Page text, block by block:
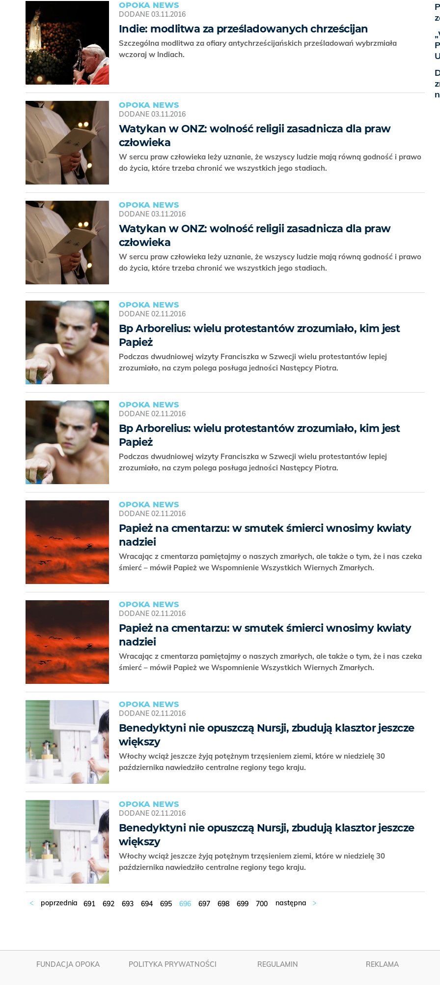
OPOKA NEWS
DODANE 03.11.2016
Indie: modlitwa za prześladowanych chrześcijan
Szczególna modlitwa za ofiary antychrześcijańskich prześladowań wybrzmiała
wczoraj w Indiach.
OPOKA NEWS
DODANE 03.11.2016
Watykan w ONZ: wolność religii zasadnicza dla praw
człowieka
W sercu praw człowieka leży uznanie, że wszyscy ludzie mają równą godność i prawo
do życia, które trzeba chronić we wszystkich jego stadiach.
OPOKA NEWS
DODANE 03.11.2016
Watykan w ONZ: wolność religii zasadnicza dla praw
człowieka
W sercu praw człowieka leży uznanie, że wszyscy ludzie mają równą godność i prawo
do życia, które trzeba chronić we wszystkich jego stadiach.
OPOKA NEWS
DODANE 02.11.2016
Bp Arborelius: wielu protestantów zrozumiało, kim jest
Papież
Podczas dwudniowej wizyty Franciszka w Szwecji wielu protestantów lepiej
zrozumiało, na czym polega posługa jedności Następcy Piotra.
OPOKA NEWS
DODANE 02.11.2016
Bp Arborelius: wielu protestantów zrozumiało, kim jest
Papież
Podczas dwudniowej wizyty Franciszka w Szwecji wielu protestantów lepiej
zrozumiało, na czym polega posługa jedności Następcy Piotra.
OPOKA NEWS
DODANE 02.11.2016
Papież na cmentarzu: w smutek śmierci wnosimy kwiaty
nadziei
Wracając z cmentarza pamiętajmy o naszych zmarłych, ale także o tym, że i nas czeka
śmierć – mówił Papież we Wspomnienie Wszystkich Wiernych Zmarłych.
OPOKA NEWS
DODANE 02.11.2016
Papież na cmentarzu: w smutek śmierci wnosimy kwiaty
nadziei
Wracając z cmentarza pamiętajmy o naszych zmarłych, ale także o tym, że i nas czeka
śmierć – mówił Papież we Wspomnienie Wszystkich Wiernych Zmarłych.
OPOKA NEWS
DODANE 02.11.2016
Benedyktyni nie opuszczą Nursji, zbudują klasztor jeszcze
większy
Włochy wciąż jeszcze żyją potężnym trzęsieniem ziemi, które w niedzielę 30
października nawiedziło centralne regiony tego kraju.
OPOKA NEWS
DODANE 02.11.2016
Benedyktyni nie opuszczą Nursji, zbudują klasztor jeszcze
większy
Włochy wciąż jeszcze żyją potężnym trzęsieniem ziemi, które w niedzielę 30
października nawiedziło centralne regiony tego kraju.
691 692 693 694 695 696 697 698 699 700
FUNDACJA OPOKA POLITYKA PRYWATNOŚCI REGULAMIN REKLAMA